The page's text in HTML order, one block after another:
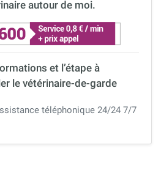
autour de moi.
et l’étape à
le vétérinaire-de-garde
téléphonique 24/24 7/7